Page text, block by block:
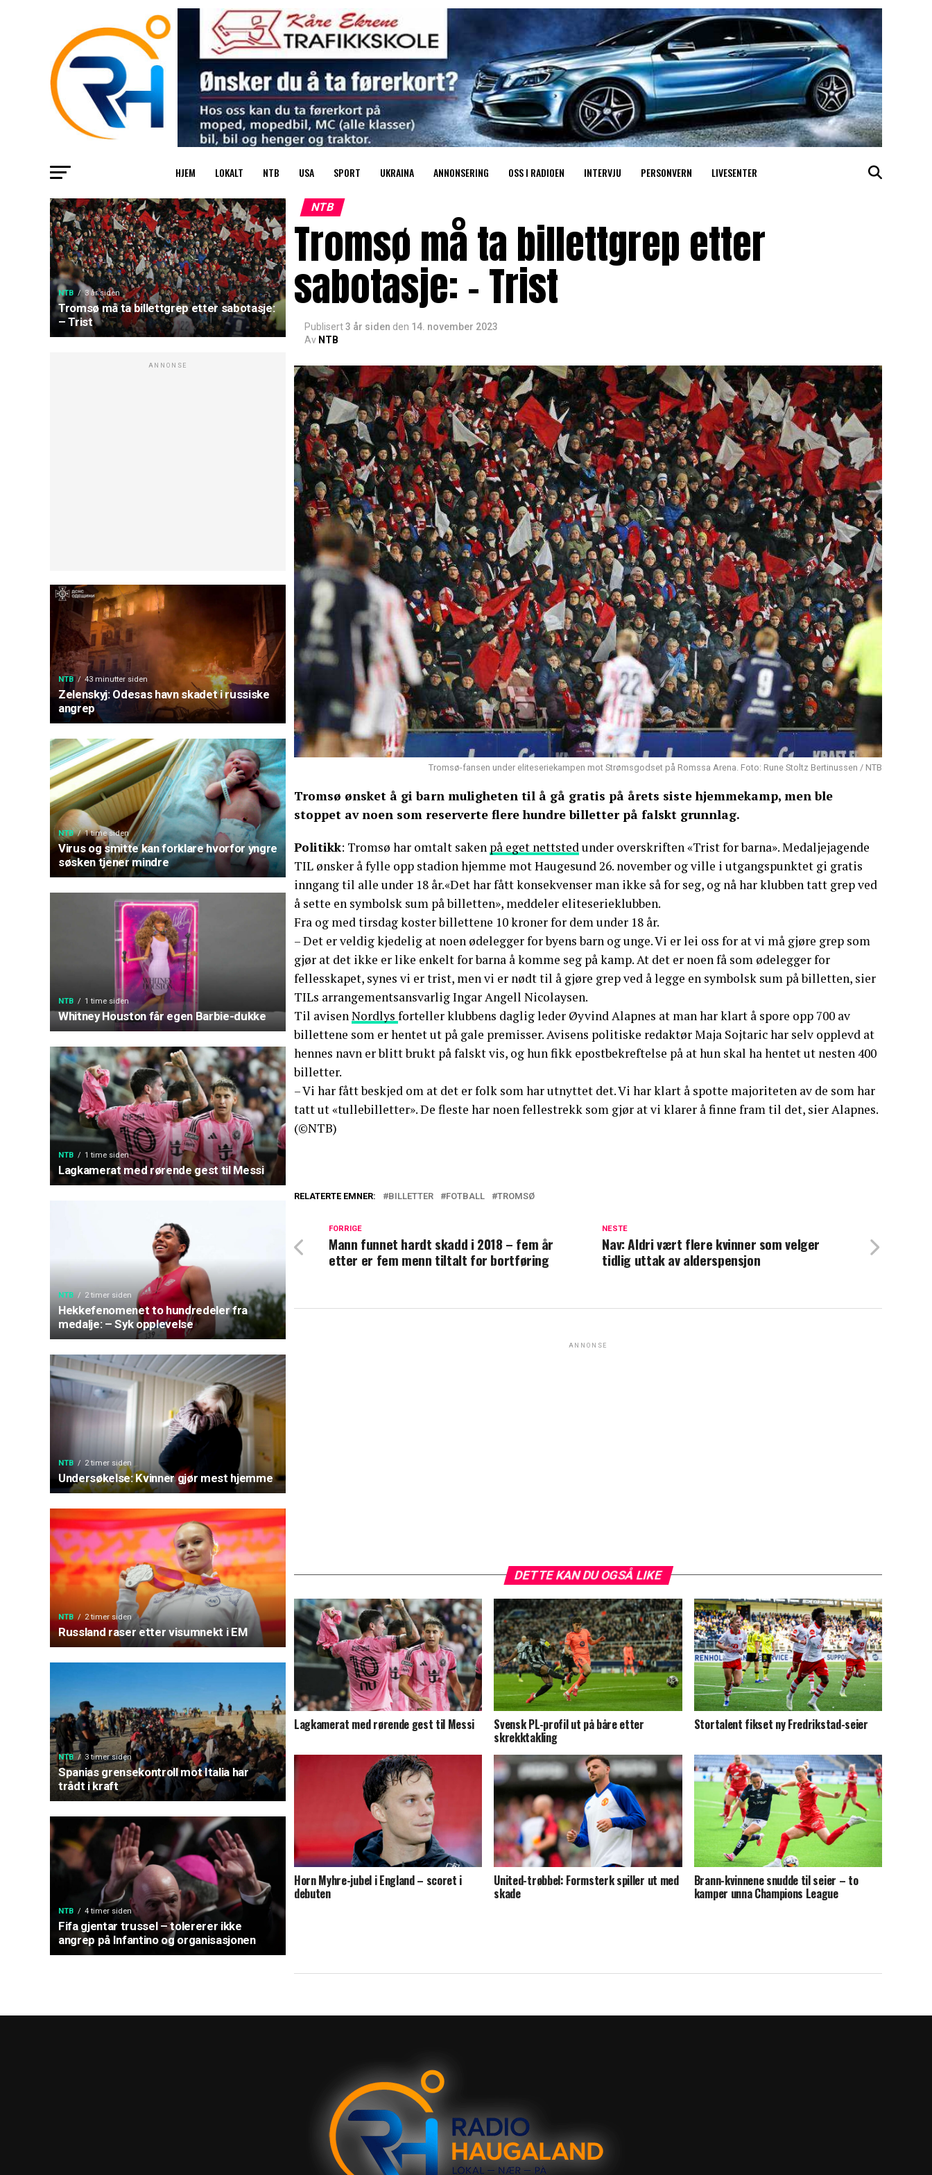
HJEM LOKALT NTB USA SPORT UKRAINA ANNONSERING OSS I RADIOEN INTERVJU PERSONVERN LIVESENTER
NTB 3 år siden
Tromsø må ta billettgrep etter sabotasje:
– Trist
ANNONSE
NTB 43 minutter siden
Zelenskyj: Odesas havn skadet i russiske
angrep
NTB 1 time siden
Virus og smitte kan forklare hvorfor yngre
søsken tjener mindre
NTB 1 time siden
Whitney Houston får egen Barbie-dukke
NTB 1 time siden
Lagkamerat med rørende gest til Messi
NTB 2 timer siden
Hekkefenomenet to hundredeler fra
medalje: – Syk opplevelse
NTB 2 timer siden
Undersøkelse: Kvinner gjør mest hjemme
NTB 2 timer siden
Russland raser etter visumnekt i EM
NTB 3 timer siden
Spanias grensekontroll mot Italia har
trådt i kraft
NTB 4 timer siden
Fifa gjentar trussel – tolererer ikke
angrep på Infantino og organisasjonen
NTB
Tromsø må ta billettgrep etter
sabotasje: – Trist
Publisert3 år siden den 14. november 2023
Av NTB
Tromsø-fansen under eliteseriekampen mot Strømsgodset på Romssa Arena. Foto: Rune Stoltz Bertinussen / NTB
Tromsø ønsket å gi barn muligheten til å gå gratis på årets siste hjemmekamp, men ble
stoppet av noen som reserverte flere hundre billetter på falskt grunnlag.
Politikk: Tromsø har omtalt saken på eget nettstedunder overskriften «Trist for barna». Medaljejagende
TIL ønsker å fylle opp stadion hjemme mot Haugesund 26. november og ville i utgangspunktet gi gratis
inngang til alle under 18 år.«Det har fått konsekvenser man ikke så for seg, og nå har klubben tatt grep ved
å sette en symbolsk sum på billetten», meddeler eliteserieklubben.
Fra og med tirsdag koster billettene 10 kroner for dem under 18 år.
– Det er veldig kjedelig at noen ødelegger for byens barn og unge. Vi er lei oss for at vi må gjøre grep som
gjør at det ikke er like enkelt for barna å komme seg på kamp. At det er noen få som ødelegger for
fellesskapet, synes vi er trist, men vi er nødt til å gjøre grep ved å legge en symbolsk sum på billetten, sier
TILs arrangementsansvarlig Ingar Angell Nicolaysen.
Til avisenNordlys forteller klubbens daglig leder Øyvind Alapnes at man har klart å spore opp 700 av
billettene som er hentet ut på gale premisser. Avisens politiske redaktør Maja Sojtaric har selv opplevd at
hennes navn er blitt brukt på falskt vis, og hun fikk epostbekreftelse på at hun skal ha hentet ut nesten 400
billetter.
– Vi har fått beskjed om at det er folk som har utnyttet det. Vi har klart å spotte majoriteten av de som har
tatt ut «tullebilletter». De fleste har noen fellestrekk som gjør at vi klarer å finne fram til det, sier Alapnes.
(©NTB)
RELATERTE EMNER: BILLETTER FOTBALL TROMSØ
NESTE
Nav: Aldri vært flere kvinner som velger
tidlig uttak av alderspensjon
FORRIGE
Mann funnet hardt skadd i 2018 – fem år
etter er fem menn tiltalt for bortføring
ANNONSE
DETTE KAN DU OGSÅ LIKE
Lagkamerat med rørende gest til Messi Svensk PL-profil ut på båre etter
skrekktakling
Stortalent fikset ny Fredrikstad-seier
Horn Myhre-jubel i England – scoret i
debuten
United-trøbbel: Formsterk spiller ut med
skade
Brann-kvinnene snudde til seier – to
kamper unna Champions League